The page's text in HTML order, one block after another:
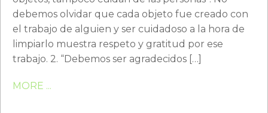
debemos olvidar que cada objeto fue creado con
el trabajo de alguien y ser cuidadoso a la hora de
limpiarlo muestra respeto y gratitud por ese
trabajo. 2. “Debemos ser agradecidos […]
MORE ...